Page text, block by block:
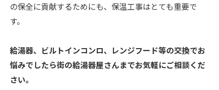
の保全に貢献するためにも、保温工事はとても重要で
す。
給湯器、ビルトインコンロ、レンジフード等の交換でお
悩みでしたら街の給湯器屋さんまでお気軽にご相談くだ
さい。